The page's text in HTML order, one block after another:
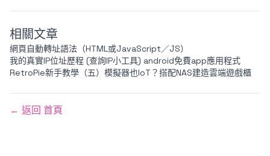
相關文章
網頁自動轉址語法（HTML或JavaScript／JS）
我的真實IP位址歷程 (查詢IP小工具) android免費app應用程式
RetroPie新手教學（五）模擬器也IoT？搭配NAS建造雲端遊戲櫃
← 返回 首頁